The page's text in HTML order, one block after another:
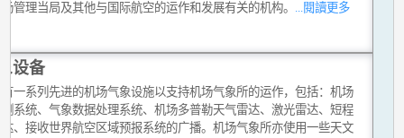
管理当局及其他与国际航空的运作和发展有关的机构。 ...閱讀更多
设备
一系列先进的机场气象设施以支持机场气象所的运作，包括：机场
系统、气象数据处理系统、机场多普勒天气雷达、激光雷达、短程
、接收世界航空区域预报系统的广播。机场气象所亦使用一些天文